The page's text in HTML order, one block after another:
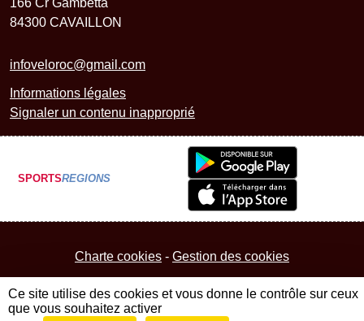
84300 CAVAILLON
infoveloroc@gmail.com
Informations légales
Signaler un contenu inapproprié
SPORTSREGIONS
Charte cookies Gestion des cookies
Ce site utilise des cookies et vous donne le contrôle sur ceux
que vous souhaitez activer